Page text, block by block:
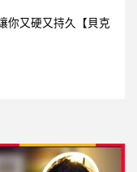
你又硬又持久【貝克